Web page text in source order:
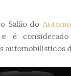
Salão do
é
automobilísticos